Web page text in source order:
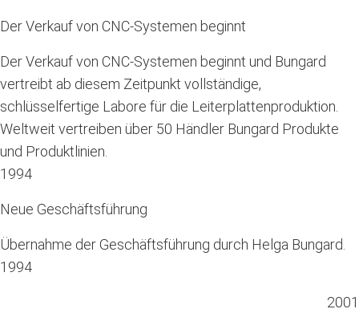
Der Verkauf von CNC-Systemen beginnt
Der Verkauf von CNC-Systemen beginnt und Bungard
vertreibt ab diesem Zeitpunkt vollständige,
schlüsselfertige Labore für die Leiterplattenproduktion.
Weltweit vertreiben über 50 Händler Bungard Produkte
und Produktlinien.
1994
Neue Geschäftsführung
Übernahme der Geschäftsführung durch Helga Bungard.
1994
2001